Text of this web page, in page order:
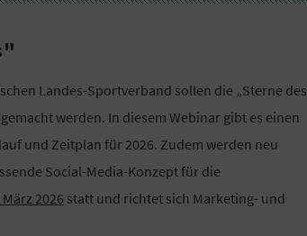
Landes-Sportverband sollen die „Sterne des
werden. In diesem Webinar gibt es einen
und Zeitplan für 2026. Zudem werden neu
Social-Media-Konzept für die
2026 statt und richtet sich Marketing- und